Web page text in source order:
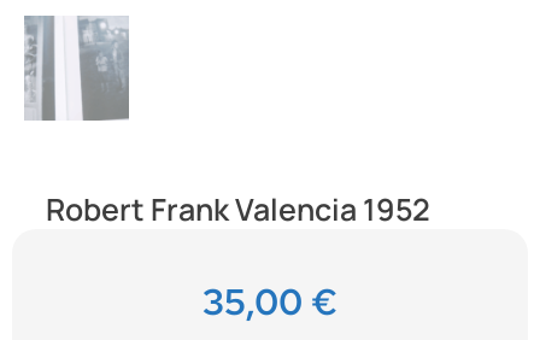
Robert Frank Valencia 1952
35,00 €